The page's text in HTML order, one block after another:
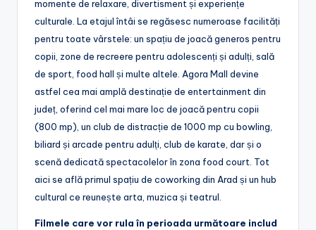
momente de relaxare, divertisment și experiențe
culturale. La etajul întâi se regăsesc numeroase facilități
pentru toate vârstele: un spațiu de joacă generos pentru
copii, zone de recreere pentru adolescenți și adulți, sală
de sport, food hall și multe altele. Agora Mall devine
astfel cea mai amplă destinație de entertainment din
județ, oferind cel mai mare loc de joacă pentru copii
(800 mp), un club de distracție de 1000 mp cu bowling,
biliard și arcade pentru adulți, club de karate, dar și o
scenă dedicată spectacolelor în zona food court. Tot
aici se află primul spațiu de coworking din Arad și un hub
cultural ce reunește arta, muzica și teatrul.
Filmele care vor rula în perioada următoare includ